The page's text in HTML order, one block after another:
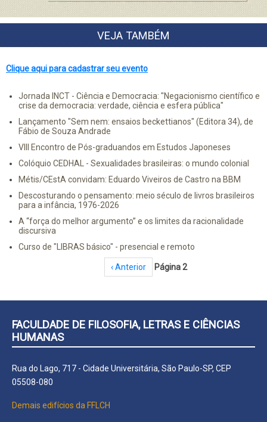
VEJA TAMBÉM
Clique aqui para cadastrar seu evento
Jornada INCT - Ciência e Democracia: "Negacionismo científico e
crise da democracia: verdade, ciência e esfera pública"
Lançamento "Sem nem: ensaios beckettianos" (Editora 34), de
Fábio de Souza Andrade
VIII Encontro de Pós-graduandos em Estudos Japoneses
Colóquio CEDHAL - Sexualidades brasileiras: o mundo colonial
Métis/CEstA convidam: Eduardo Viveiros de Castro na BBM
Descosturando o pensamento: meio século de livros brasileiros
para a infância, 1976-2026
A “força do melhor argumento” e os limites da racionalidade
discursiva
Curso de "LIBRAS básico" - presencial e remoto
Página anterior
‹ Anterior Página 2
FACULDADE DE FILOSOFIA, LETRAS E CIÊNCIAS
HUMANAS
Rua do Lago, 717 - Cidade Universitária, São Paulo-SP, CEP
05508-080
Demais edifícios da FFLCH